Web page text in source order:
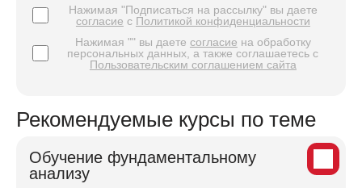
Нажимая "Подписаться на рассылку" вы даете
согласие с Политикой конфиденциальности
Нажимая "" вы даете согласие на обработку
персональных данных, а также соглашаетесь с
Пользовательским соглашением сайта
Рекомендуемые курсы по теме
Обучение фундаментальному
анализу